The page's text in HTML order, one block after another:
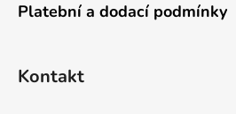
Platební a dodací podmínky
Kontakt